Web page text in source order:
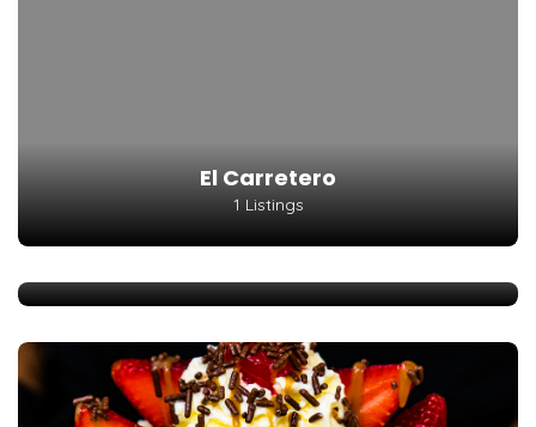
El Carretero
1 Listings